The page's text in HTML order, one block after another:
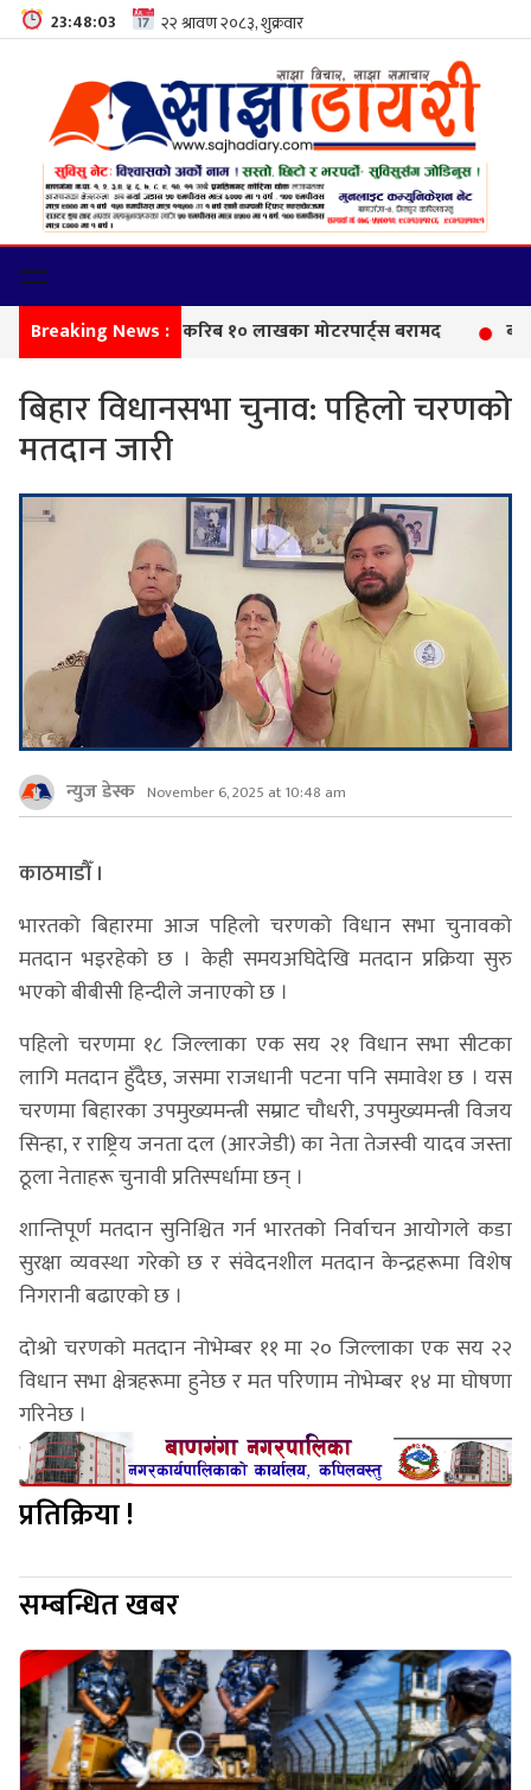
23:48:04
Breaking News :
बिहार विधानसभा चुनाव: पहिलो चरणको
मतदान जारी
न्युज डेस्क November 6, 2025 at 10:48 am
काठमाडौँ ।
भारतको बिहारमा आज पहिलो चरणको विधान सभा चुनावको
मतदान भइरहेको छ । केही समयअघिदेखि मतदान प्रक्रिया सुरु
भएको बीबीसी हिन्दीले जनाएको छ ।
पहिलो चरणमा १८ जिल्लाका एक सय २१ विधान सभा सीटका
लागि मतदान हुँदैछ, जसमा राजधानी पटना पनि समावेश छ । यस
चरणमा बिहारका उपमुख्यमन्त्री सम्राट चौधरी, उपमुख्यमन्त्री विजय
सिन्हा, र राष्ट्रिय जनता दल (आरजेडी) का नेता तेजस्वी यादव जस्ता
ठूला नेताहरू चुनावी प्रतिस्पर्धामा छन् ।
शान्तिपूर्ण मतदान सुनिश्चित गर्न भारतको निर्वाचन आयोगले कडा
सुरक्षा व्यवस्था गरेको छ र संवेदनशील मतदान केन्द्रहरूमा विशेष
निगरानी बढाएको छ ।
दोश्रो चरणको मतदान नोभेम्बर ११ मा २० जिल्लाका एक सय २२
विधान सभा क्षेत्रहरूमा हुनेछ र मत परिणाम नोभेम्बर १४ मा घोषणा
गरिनेछ ।
प्रतिक्रिया !
सम्बन्धित खबर